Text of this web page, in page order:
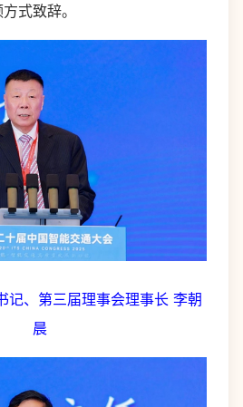
式致辞。
记、第三届理事会理事长 李朝
晨